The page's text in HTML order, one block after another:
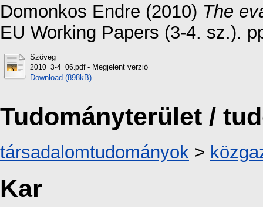
Domonkos Endre (2010) The
EU Working Papers (3-4. sz.).
Szöveg
2010_3-4_06.pdf- Megjelent verzió
Download (898kB)
Tudományterület /
társadalomtudományok >
Kar